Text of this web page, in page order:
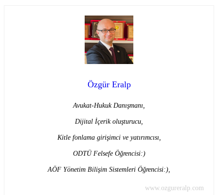
Özgür Eralp
Avukat-Hukuk Danışmanı,
Dijital İçerik oluşturucu,
Kitle fonlama girişimci ve yatırımcısı,
ODTÜ Felsefe Öğrencisi:)
AÖF Yönetim Bilişim Sistemleri Öğrencisi:),
www.ozgureralp.com